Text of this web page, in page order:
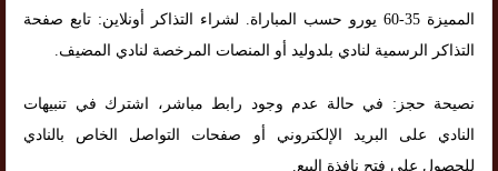
المميزة 35-60 يورو حسب المباراة. لشراء التذاكر أونلاين: تابع صفحة
التذاكر الرسمية لنادي بلدوليد أو المنصات المرخصة لنادي المضيف.
نصيحة حجز: في حالة عدم وجود رابط مباشر، اشترك في تنبيهات
النادي على البريد الإلكتروني أو صفحات التواصل الخاص بالنادي
للحصول على فتح نافذة البيع.